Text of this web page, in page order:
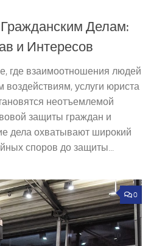
Делам:
и Интересов
где взаимоотношения людей
услуги юриста
неотъемлемой
защиты граждан и
дела охватывают широкий
споров до защиты...
0